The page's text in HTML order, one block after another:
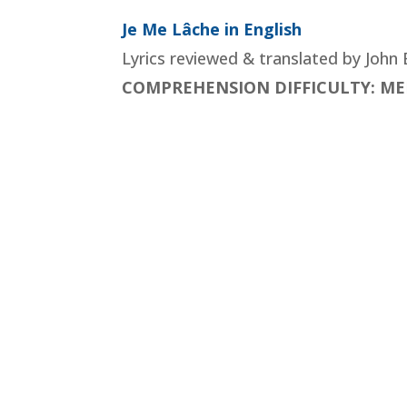
Je Me Lâche in English
Lyrics reviewed & translated by John
COMPREHENSION DIFFICULTY: